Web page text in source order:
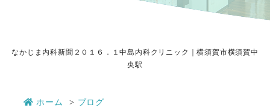
なかじま内科新聞２０１６．１中島内科クリニック｜横須賀市横須賀中
央駅
ホーム ブログ